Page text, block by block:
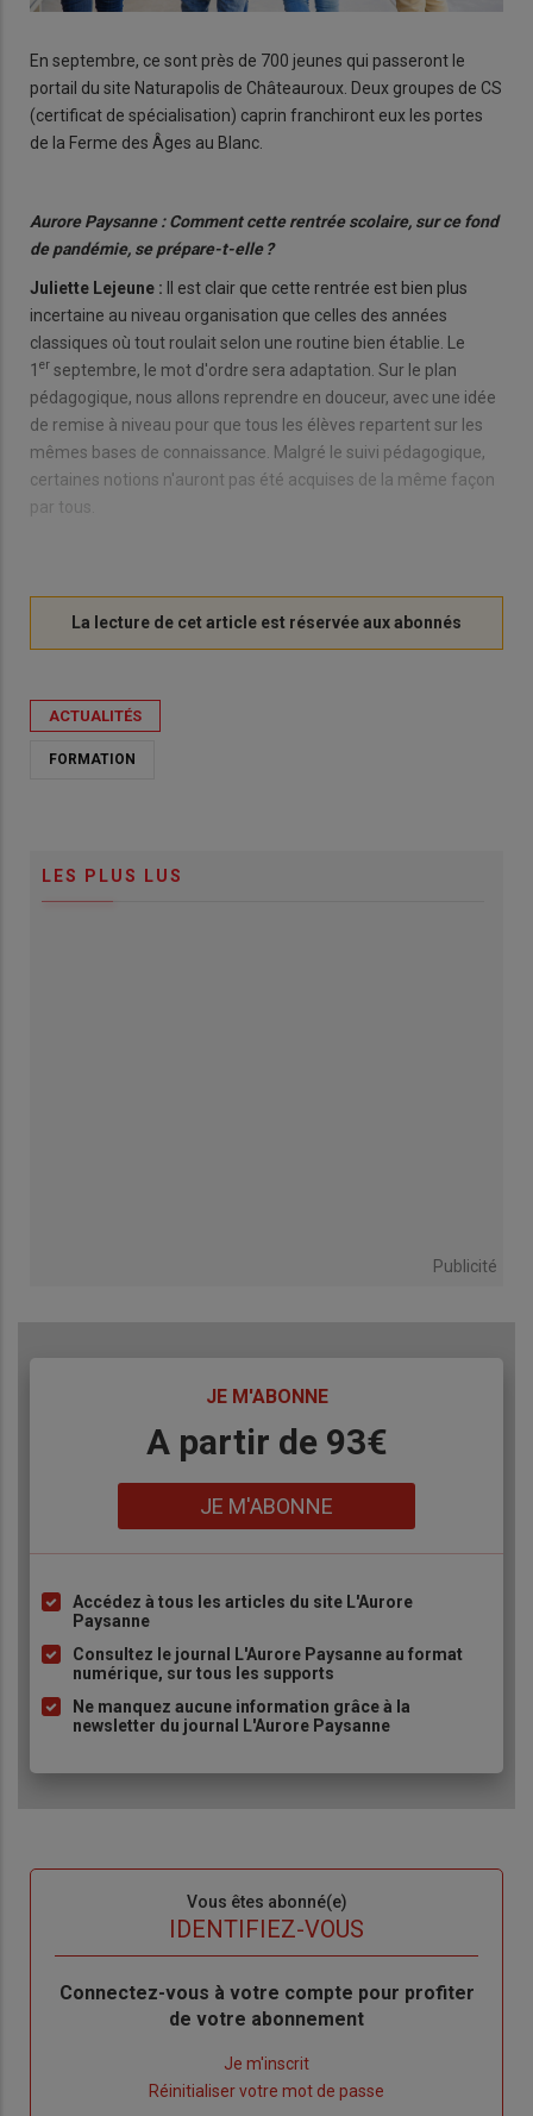
En septembre, ce sont près de 700 jeunes qui passeront le
portail du site Naturapolis de Châteauroux. Deux groupes de CS
(certificat de spécialisation) caprin franchiront eux les portes
de la Ferme des Âges au Blanc.
Aurore Paysanne : Comment cette rentrée scolaire, sur ce fond
de pandémie, se prépare-t-elle ?
Juliette Lejeune :
Il est clair que cette rentrée est bien plus
incertaine au niveau organisation que celles des années
classiques où tout roulait selon une routine bien établie. Le
1 er septembre, le mot d'ordre sera adaptation. Sur le plan
pédagogique, nous allons reprendre en douceur, avec une idée
de remise à niveau pour que tous les élèves repartent sur les
mêmes bases de connaissance. Malgré le suivi pédagogique,
certaines notions n'auront pas été acquises de la même façon
par tous.
ACTUALITÉS
FORMATION
LES PLUS LUS
Publicité
JE M'ABONNE
A partir de 93€
JE M'ABONNE
Liste
puce
Accédez à tous les articles du site L'Aurore
Paysanne
Consultez le journal L'Aurore Paysanne au format
numérique, sur tous les supports
Ne manquez aucune information grâce à la
newsletter du journal L'Aurore Paysanne
Vous êtes abonné(e)
IDENTIFIEZ-VOUS
Body
Connectez-vous à votre compte pour profiter
de votre abonnement
Je m'inscrit
Réinitialiser votre mot de passe